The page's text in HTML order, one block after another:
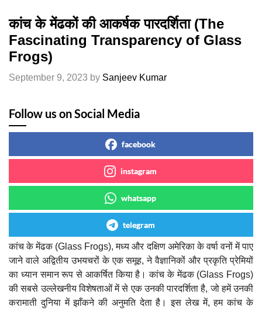
कांच के मेंढकों की आकर्षक पारदर्शिता (The
Fascinating Transparency of Glass
Frogs)
September 9, 2023 by Sanjeev Kumar
Follow us on Social Media
facebook
instagram
whatsapp
telegram
कांच के मेंढक (Glass Frogs), मध्य और दक्षिण अमेरिका के वर्षा वनों में पाए
जाने वाले अद्वितीय उभयचरों के एक समूह, ने वैज्ञानिकों और प्रकृति प्रेमियों
का ध्यान समान रूप से आकर्षित किया है। कांच के मेंढक (Glass Frogs)
की सबसे उल्लेखनीय विशेषताओं में से एक उनकी पारदर्शिता है, जो हमें उनकी
करामाती दुनिया में झाँकने की अनुमति देता है। इस लेख में, हम कांच के